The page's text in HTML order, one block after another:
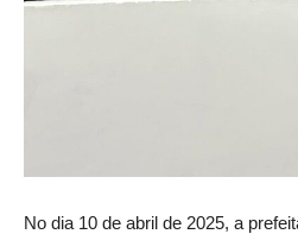
No dia 10 de abril de 2025, a